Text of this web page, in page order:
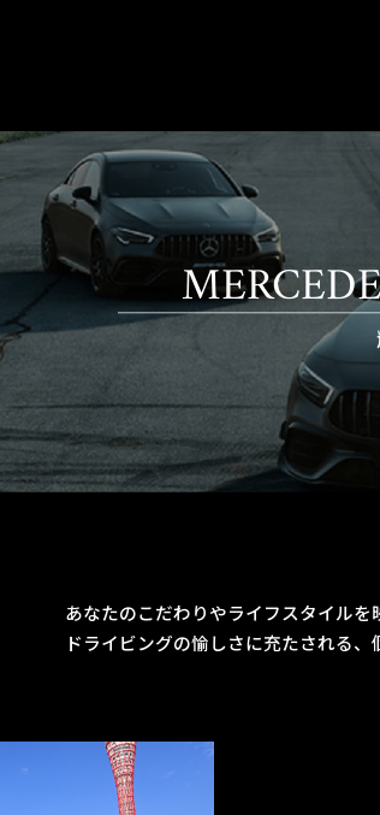
あなたのこだわりやライフスタイルを
ドライビングの愉しさに充たされる、